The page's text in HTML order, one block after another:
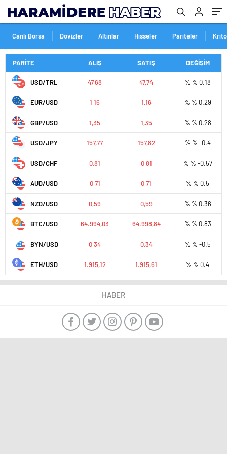
Canlı Borsa Dövizler Altınlar Hisseler Pariteler
PARİTE ALIŞ SATIŞ DEĞİŞİM
USD/TRL 47,68 47,74 % % 0.18
EUR/USD 1,16 1,16 % % 0.29
GBP/USD 1,35 1,35 % % 0.28
USD/JPY 157,77 157,82 % % -0.4
USD/CHF 0,81 0,81 % % -0.57
AUD/USD 0,71 0,71 % % 0.5
NZD/USD 0,59 0,59 % % 0.36
BTC/USD 64.994,03 64.998,84 % % 0.83
BYN/USD 0,34 0,34 % % -0.5
ETH/USD 1.915,12 1.915,61 % % 0.4
HABER